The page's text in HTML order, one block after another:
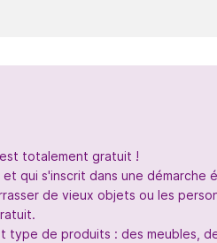
totalement gratuit !
qui s'inscrit dans une démarche
de vieux objets ou les
de produits : des meubles,